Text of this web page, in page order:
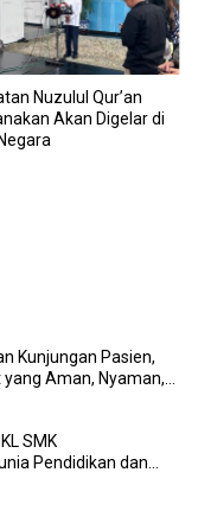
Nuzulul Qur’an
Akan Digelar di
Kunjungan Pasien,
Aman, Nyaman,
SMK
Pendidikan dan